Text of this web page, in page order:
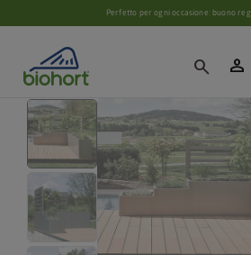
Impostazioni cookiePerfetto per ogni occasione: buono
search person